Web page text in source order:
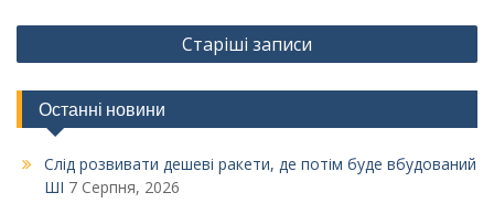
Навігація
за
записами
Старіші записи
Останні новини
Слід розвивати дешеві ракети, де потім буде вбудований
ШІ 7 Серпня, 2026